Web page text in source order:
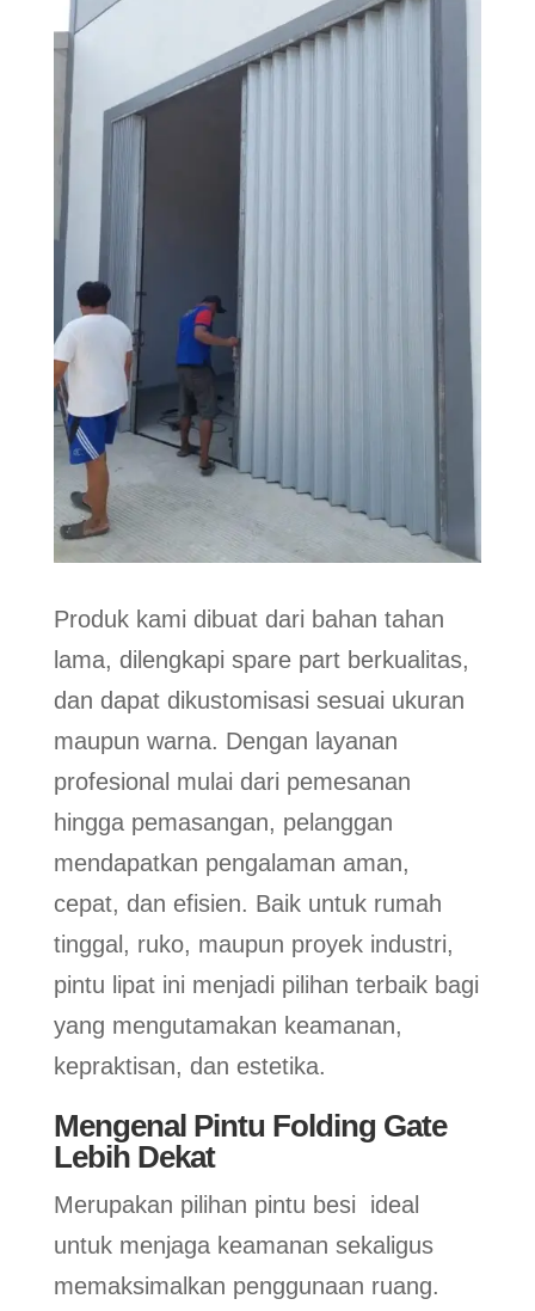
Produk kami dibuat dari bahan tahan
lama, dilengkapi spare part berkualitas,
dan dapat dikustomisasi sesuai ukuran
maupun warna. Dengan layanan
profesional mulai dari pemesanan
hingga pemasangan, pelanggan
mendapatkan pengalaman aman,
cepat, dan efisien. Baik untuk rumah
tinggal, ruko, maupun proyek industri,
pintu lipat ini menjadi pilihan terbaik bagi
yang mengutamakan keamanan,
kepraktisan, dan estetika.
Mengenal Pintu Folding Gate
Lebih Dekat
Merupakan pilihan pintu besi ideal
untuk menjaga keamanan sekaligus
memaksimalkan penggunaan ruang.